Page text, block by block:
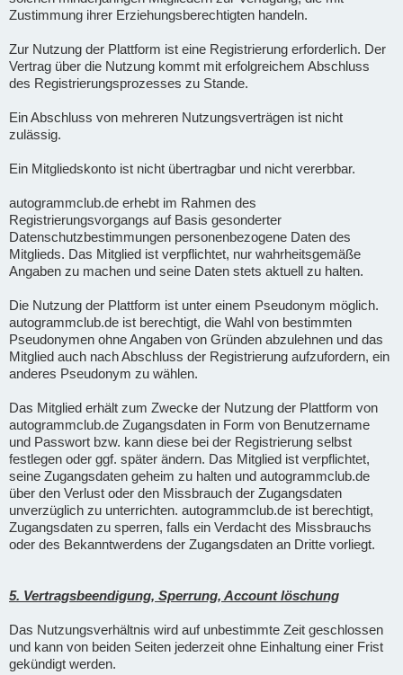
Zustimmung ihrer Erziehungsberechtigten handeln.
Zur Nutzung der Plattform ist eine Registrierung erforderlich. Der
Vertrag über die Nutzung kommt mit erfolgreichem Abschluss
des Registrierungsprozesses zu Stande.
Ein Abschluss von mehreren Nutzungsverträgen ist nicht
zulässig.
Ein Mitgliedskonto ist nicht übertragbar und nicht vererbbar.
autogrammclub.de erhebt im Rahmen des
Registrierungsvorgangs auf Basis gesonderter
Datenschutzbestimmungen personenbezogene Daten des
Mitglieds. Das Mitglied ist verpflichtet, nur wahrheitsgemäße
Angaben zu machen und seine Daten stets aktuell zu halten.
Die Nutzung der Plattform ist unter einem Pseudonym möglich.
autogrammclub.de ist berechtigt, die Wahl von bestimmten
Pseudonymen ohne Angaben von Gründen abzulehnen und das
Mitglied auch nach Abschluss der Registrierung aufzufordern, ein
anderes Pseudonym zu wählen.
Das Mitglied erhält zum Zwecke der Nutzung der Plattform von
autogrammclub.de Zugangsdaten in Form von Benutzername
und Passwort bzw. kann diese bei der Registrierung selbst
festlegen oder ggf. später ändern. Das Mitglied ist verpflichtet,
seine Zugangsdaten geheim zu halten und autogrammclub.de
über den Verlust oder den Missbrauch der Zugangsdaten
unverzüglich zu unterrichten. autogrammclub.de ist berechtigt,
Zugangsdaten zu sperren, falls ein Verdacht des Missbrauchs
oder des Bekanntwerdens der Zugangsdaten an Dritte vorliegt.
5. Vertragsbeendigung, Sperrung, Account löschung
Das Nutzungsverhältnis wird auf unbestimmte Zeit geschlossen
und kann von beiden Seiten jederzeit ohne Einhaltung einer Frist
gekündigt werden.